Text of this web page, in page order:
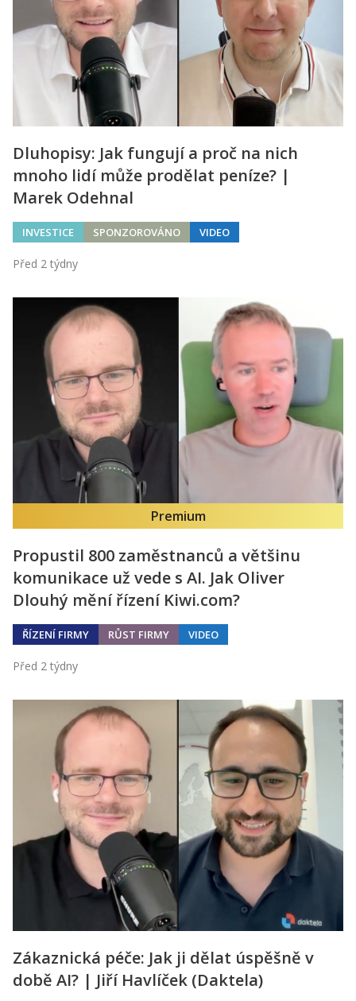
Dluhopisy: Jak fungují a proč na nich
mnoho lidí může prodělat peníze? |
Marek Odehnal
INVESTICE SPONZOROVÁNO VIDEO
Před 2 týdny
Premium
Propustil 800 zaměstnanců a většinu
komunikace už vede s AI. Jak Oliver
Dlouhý mění řízení Kiwi.com?
ŘÍZENÍ FIRMY RŮST FIRMY VIDEO
Před 2 týdny
Zákaznická péče: Jak ji dělat úspěšně v
době AI? | Jiří Havlíček (Daktela)